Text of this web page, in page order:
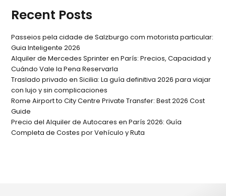
Recent Posts
Passeios pela cidade de Salzburgo com motorista particular:
Guia Inteligente 2026
Alquiler de Mercedes Sprinter en París: Precios, Capacidad y
Cuándo Vale la Pena Reservarla
Traslado privado en Sicilia: La guía definitiva 2026 para viajar
con lujo y sin complicaciones
Rome Airport to City Centre Private Transfer: Best 2026 Cost
Guide
Precio del Alquiler de Autocares en París 2026: Guía
Completa de Costes por Vehículo y Ruta